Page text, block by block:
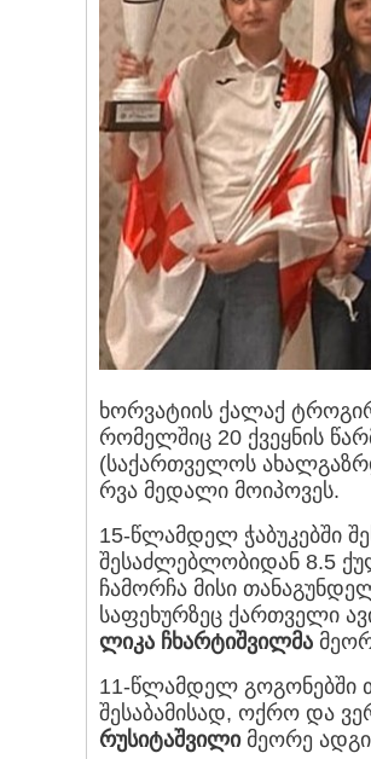
ხორვატიის ქალაქ
რომელშიც 20 ქვეყნის
(საქართველოს
რვა მედალი მოიპოვეს.
15-წლამდელ ჭაბუკებში
შესაძლებლობიდან 8.5
ჩამორჩა მისი
საფეხურზეც ქართველი
ლიკა ჩხარტიშვილმა
11-წლამდელ გოგონებში
შესაბამისად, ოქრო და
რუსიტაშვილიმეორე